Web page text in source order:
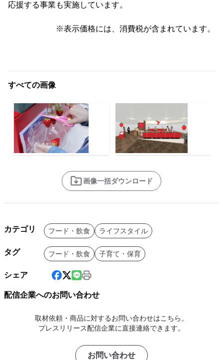
応援する事業も実施しています。
※表示価格には、消費税が含まれています。
すべての画像
画像一括ダウンロード
カテゴリ フード・飲食 ライフスタイル
タグ フード・飲食 子育て・保育
シェア
配信企業へのお問い合わせ
取材依頼・商品に対するお問い合わせはこちら。
プレスリリース配信企業に直接連絡できます。
お問い合わせ